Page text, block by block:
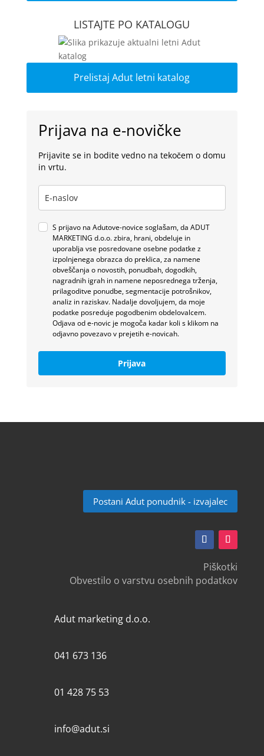
LISTAJTE PO KATALOGU
Prelistaj Adut letni katalog
Prijava na e-novičke
Prijavite se in bodite vedno na tekočem o domu
in vrtu.
S prijavo na Adutove-novice soglašam, da ADUT
MARKETING d.o.o. zbira, hrani, obdeluje in
uporablja vse posredovane osebne podatke z
izpolnjenega obrazca do preklica, za namene
obveščanja o novostih, ponudbah, dogodkih,
nagradnih igrah in namene neposrednega trženja,
prilagoditve ponudbe, segmentacije potrošnikov,
analiz in raziskav. Nadalje dovoljujem, da moje
podatke posreduje pogodbenim obdelovalcem.
Odjava od e-novic je mogoča kadar koli s klikom na
odjavno povezavo v prejetih e-novicah.
Prijava
Postani Adut ponudnik - izvajalec
Piškotki
Obvestilo o varstvu osebnih podatkov
Adut marketing d.o.o.
041 673 136
01 428 75 53
info@adut.si